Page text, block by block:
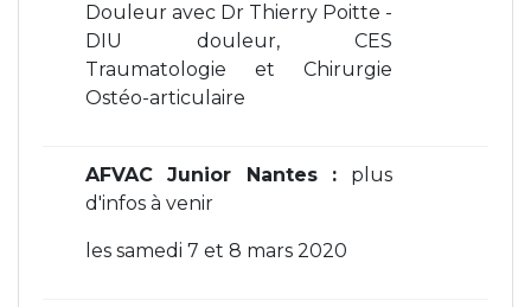
Douleur avec Dr Thierry Poitte -
DIU douleur, CES
Traumatologie et Chirurgie
Ostéo-articulaire
AFVAC Junior Nantes : plus
d'infos à venir
les samedi 7 et 8 mars 2020